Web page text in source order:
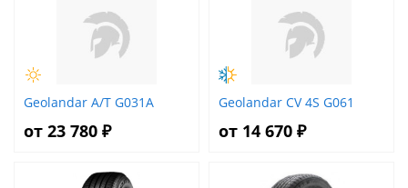
Geolandar A/T G031A
от 23 780 ₽
Geolandar CV 4S G061
от 14 670 ₽